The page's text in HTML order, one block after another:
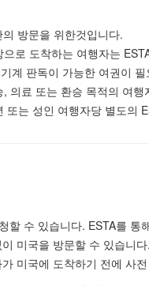
방문을 위한것입니다.
로 도착하는 여행자는
계 판독이 가능한 여권이 필
, 의료 또는 환승 목적의 여
또는 성인 여행자당 별도의
수 있습니다. ESTA를
미국을 방문할 수 있습니
미국에 도착하기 전에 사